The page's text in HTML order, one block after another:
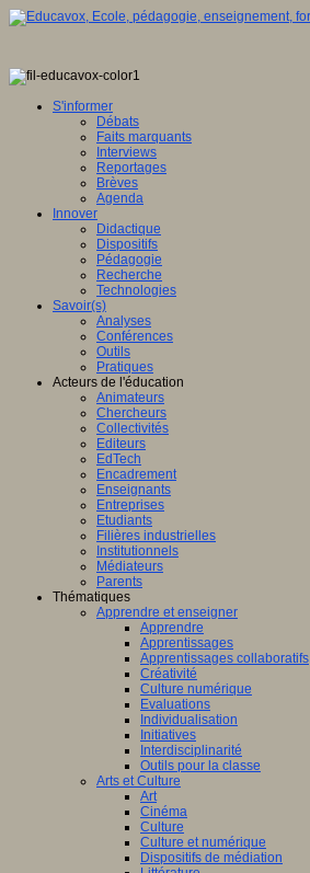
S'informer
Débats
Faits marquants
Interviews
Reportages
Brèves
Agenda
Innover
Didactique
Dispositifs
Pédagogie
Recherche
Technologies
Savoir(s)
Analyses
Conférences
Outils
Pratiques
Acteurs de l'éducation
Animateurs
Chercheurs
Collectivités
Editeurs
EdTech
Encadrement
Enseignants
Entreprises
Etudiants
Filières industrielles
Institutionnels
Médiateurs
Parents
Thématiques
Apprendre et enseigner
Apprendre
Apprentissages
Apprentissages collaboratifs
Créativité
Culture numérique
Evaluations
Individualisation
Initiatives
Interdisciplinarité
Outils pour la classe
Arts et Culture
Art
Cinéma
Culture
Culture et numérique
Dispositifs de médiation